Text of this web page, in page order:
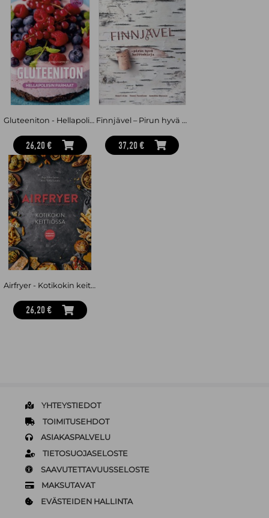
Gluteeniton - Hellapoliisin parhaat
26,20 €
Finnjävel – Pirun hyvä keittokirja
37,20 €
Airfryer - Kotikokin keittiössä - parhaat reseptit
26,20 €
YHTEYSTIEDOT
TOIMITUSEHDOT
ASIAKASPALVELU
TIETOSUOJASELOSTE
SAAVUTETTAVUUSSELOSTE
MAKSUTAVAT
EVÄSTEIDEN HALLINTA